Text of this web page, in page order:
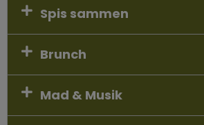
Spis sammen
Brunch
Mad & Musik